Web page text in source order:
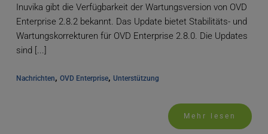
Inuvika gibt die Verfügbarkeit der Wartungsversion von OVD
Enterprise 2.8.2 bekannt. Das Update bietet Stabilitäts- und
Wartungskorrekturen für OVD Enterprise 2.8.0. Die Updates
sind [...]
Nachrichten, OVD Enterprise, Unterstützung
Mehr lesen